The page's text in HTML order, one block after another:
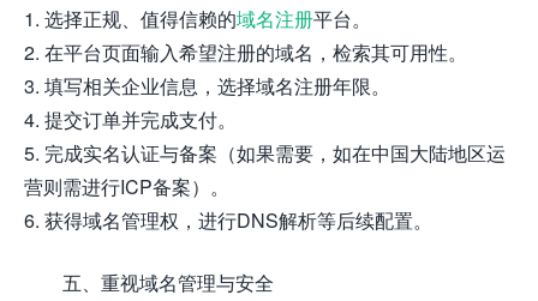
1. 选择正规、值得信赖的域名注册平台。
2. 在平台页面输入希望注册的域名，检索其可用性。
3. 填写相关企业信息，选择域名注册年限。
4. 提交订单并完成支付。
5. 完成实名认证与备案（如果需要，如在中国大陆地区运
营则需进行ICP备案）。
6. 获得域名管理权，进行DNS解析等后续配置。
五、重视域名管理与安全